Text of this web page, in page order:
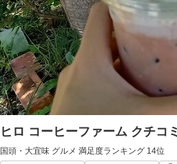
ヒロ コーヒーファーム クチコ
国頭・大宜味 グルメ 満足度ランキング 14位